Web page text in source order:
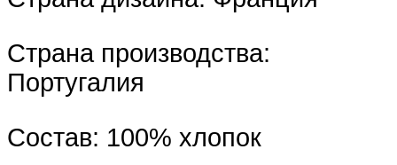
Страна производства:
Португалия
Состав: 100% хлопок